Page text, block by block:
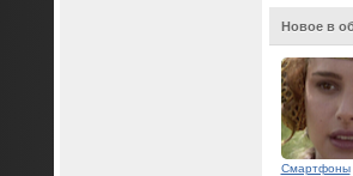
Новое в
Смартфоны